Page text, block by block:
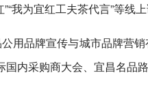
我为宜红工夫茶代言”等线
用品牌宣传与城市品牌营
内采购商大会、宜昌名品路